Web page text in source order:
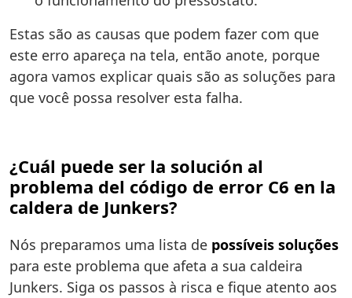
Estas são as causas que podem fazer com que
este erro apareça na tela, então anote, porque
agora vamos explicar quais são as soluções para
que você possa resolver esta falha.
¿Cuál puede ser la solución al
problema del código de error C6 en la
caldera de Junkers?
Nós preparamos uma lista de possíveis soluções
para este problema que afeta a sua caldeira
Junkers. Siga os passos à risca e fique atento aos